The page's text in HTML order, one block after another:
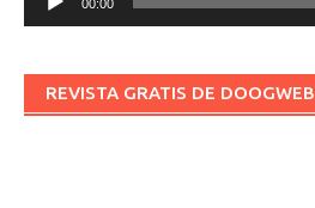
00:00
REVISTA GRATIS DE DOOGWEB